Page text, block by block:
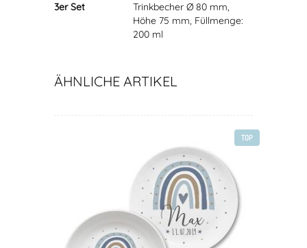
3er Set
Trinkbecher Ø 80 mm,
Höhe 75 mm, Füllmenge:
200 ml
ÄHNLICHE ARTIKEL
TOP